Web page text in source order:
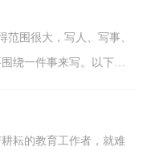
围很大，写人、写事、
绕一件事来写。以下是
耘的教育工作者，就难